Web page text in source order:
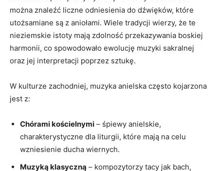
można ​znaleźć‍ liczne odniesienia do dźwięków, które
utożsamiane ⁢są ​z aniołami. Wiele tradycji wierzy, że te
nieziemskie istoty⁢ mają zdolność‌ przekazywania ⁣boskiej
harmonii, co spowodowało ewolucję muzyki sakralnej‌
oraz jej interpretacji⁤ poprzez sztukę.
W⁢ kulturze zachodniej, muzyka‌ anielska często⁢ kojarzona
‍jest z:
Chórami⁤ kościelnymi – śpiewy anielskie,⁢
charakterystyczne dla ⁢liturgii, które mają na celu
wzniesienie ‍ducha ‍wiernych.
Muzyką ⁤klasyczną ​– ⁣kompozytorzy tacy jak bach,